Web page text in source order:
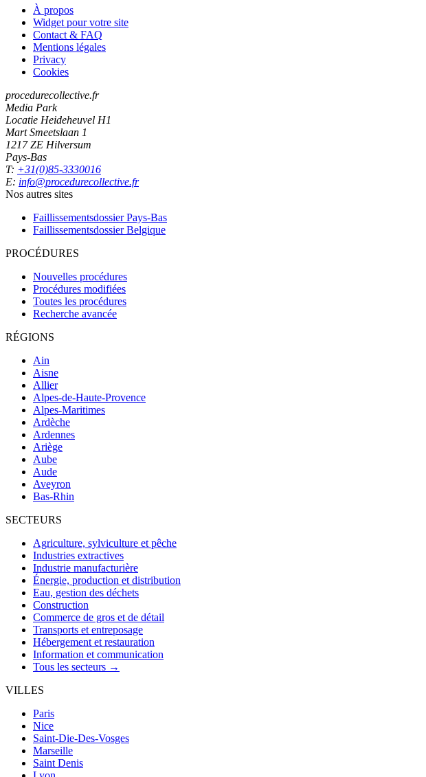
À propos
Widget pour votre site
Contact & FAQ
Mentions légales
Privacy
Cookies
procedurecollective.fr
Media Park
Locatie Heideheuvel H1
Mart Smeetslaan 1
1217 ZE Hilversum
Pays-Bas
T: +31(0)85-3330016
E: info@procedurecollective.fr
Nos autres sites
Faillissementsdossier Pays-Bas
Faillissementsdossier Belgique
PROCÉDURES
Nouvelles procédures
Procédures modifiées
Toutes les procédures
Recherche avancée
RÉGIONS
Ain
Aisne
Allier
Alpes-de-Haute-Provence
Alpes-Maritimes
Ardèche
Ardennes
Ariège
Aube
Aude
Aveyron
Bas-Rhin
SECTEURS
Agriculture, sylviculture et pêche
Industries extractives
Industrie manufacturière
Énergie, production et distribution
Eau, gestion des déchets
Construction
Commerce de gros et de détail
Transports et entreposage
Hébergement et restauration
Information et communication
Tous les secteurs →
VILLES
Paris
Nice
Saint-Die-Des-Vosges
Marseille
Saint Denis